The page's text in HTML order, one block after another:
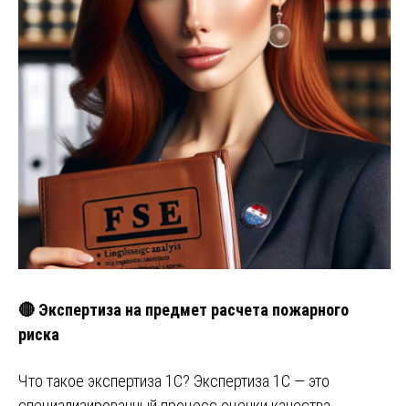
🔴 Экспертиза на предмет расчета пожарного
риска
Что такое экспертиза 1С? Экспертиза 1С — это